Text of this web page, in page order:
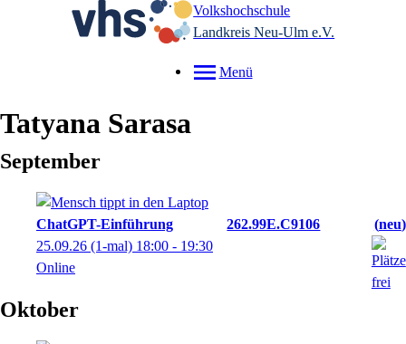
Volkshochschule
Landkreis Neu-Ulm e.V.
Menü
Tatyana Sarasa
September
ChatGPT-Einführung 262.99E.C9106
neu
25.09.26 (1-mal) 18:00 - 19:30
Online
Oktober